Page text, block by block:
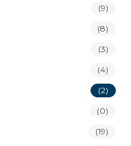
(9)
(8)
(3)
(4)
(2)
(0)
(19)